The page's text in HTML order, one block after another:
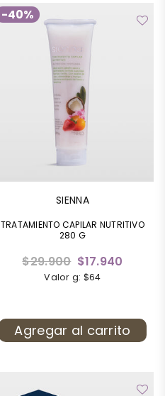
-40%
SIENNA
TRATAMIENTO CAPILAR NUTRITIVO
280 G
Precio
habitual
$29.900 $17.940
Valor g: $64
Agregar al carrito